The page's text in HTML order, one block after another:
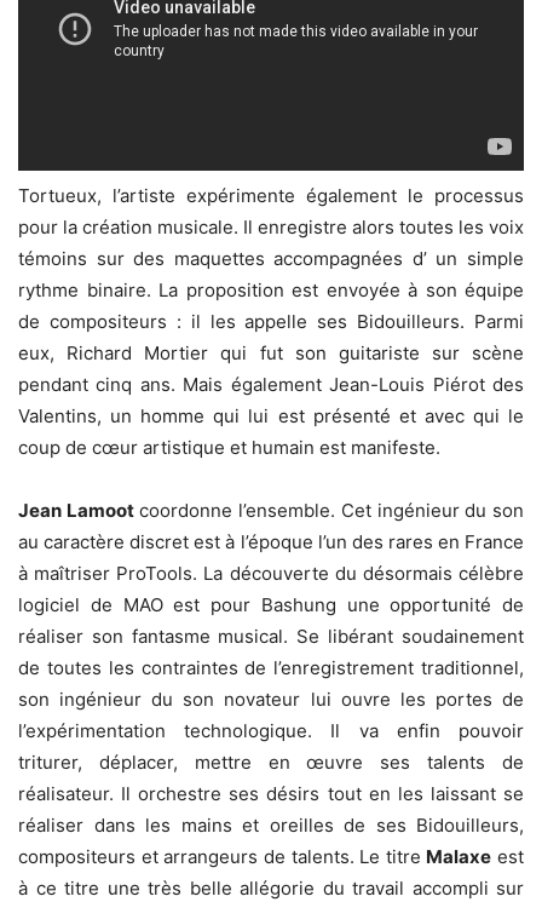
Tortueux, l’artiste expérimente également le processus
pour la création musicale. Il enregistre alors toutes les voix
témoins sur des maquettes accompagnées d’ un simple
rythme binaire. La proposition est envoyée à son équipe
de compositeurs : il les appelle ses Bidouilleurs. Parmi
eux, Richard Mortier qui fut son guitariste sur scène
pendant cinq ans. Mais également Jean-Louis Piérot des
Valentins, un homme qui lui est présenté et avec qui le
coup de cœur artistique et humain est manifeste.
Jean Lamootcoordonne l’ensemble. Cet ingénieur du son
au caractère discret est à l’époque l’un des rares en France
à maîtriser ProTools. La découverte du désormais célèbre
logiciel de MAO est pour Bashung une opportunité de
réaliser son fantasme musical. Se libérant soudainement
de toutes les contraintes de l’enregistrement traditionnel,
son ingénieur du son novateur lui ouvre les portes de
l’expérimentation technologique. Il va enfin pouvoir
triturer, déplacer, mettre en œuvre ses talents de
réalisateur. Il orchestre ses désirs tout en les laissant se
réaliser dans les mains et oreilles de ses Bidouilleurs,
compositeurs et arrangeurs de talents. Le titre Malaxe est
à ce titre une très belle allégorie du travail accompli sur